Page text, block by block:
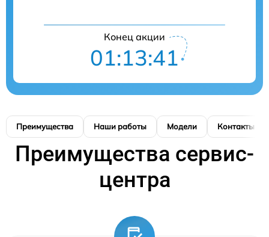
Конец акции
01:13:41
Преимущества Наши работы Модели Контакты
Преимущества сервис-
центра